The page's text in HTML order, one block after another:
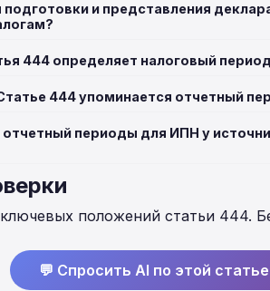
и представления
444 определяет налоговый
444 упоминается отчетный
периоды для ИПН у
положений статьи 444.
💬 Спросить AI по этой